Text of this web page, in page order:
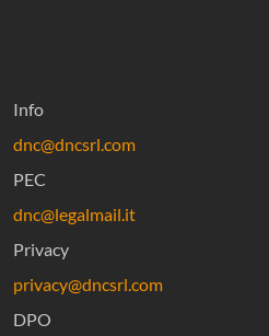
Info
dnc@dncsrl.com
PEC
dnc@legalmail.it
Privacy
privacy@dncsrl.com
DPO